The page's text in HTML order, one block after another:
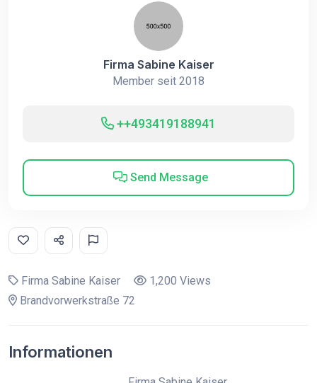
Firma Sabine Kaiser
Member seit 2018
++493419188941
Send Message
Firma Sabine Kaiser
1,200 Views
Brandvorwerkstraße 72
Informationen